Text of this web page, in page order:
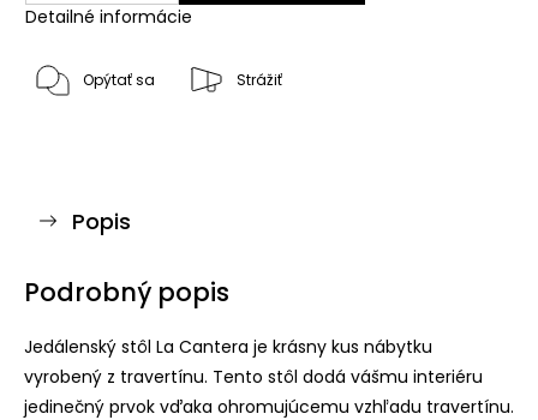
Detailné informácie
Opýtať sa Strážiť
Popis
Podrobný popis
Jedálenský stôl La Cantera je krásny kus nábytku
vyrobený z travertínu. Tento stôl dodá vášmu interiéru
jedinečný prvok vďaka ohromujúcemu vzhľadu travertínu.